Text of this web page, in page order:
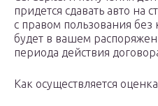
придется сдавать авто на
с правом пользования
будет в вашем
периода действия
Как осуществляется